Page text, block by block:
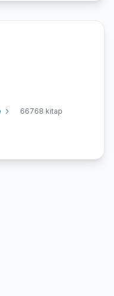
66768 kitap